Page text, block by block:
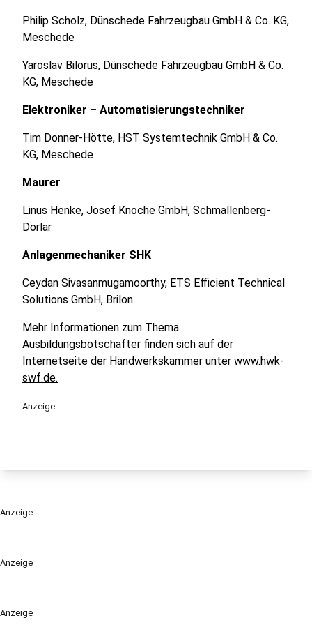
Anzeige
Anzeige
Philip Scholz, Dünschede Fahrzeugbau GmbH & Co. KG,
Meschede
Yaroslav Bilorus, Dünschede Fahrzeugbau GmbH & Co.
KG, Meschede
Elektroniker – Automatisierungstechniker
Tim Donner-Hötte, HST Systemtechnik GmbH & Co.
KG, Meschede
Maurer
Linus Henke, Josef Knoche GmbH, Schmallenberg-
Dorlar
Anlagenmechaniker SHK
Ceydan Sivasanmugamoorthy, ETS Efficient Technical
Solutions GmbH, Brilon
Mehr Informationen zum Thema
Ausbildungsbotschafter finden sich auf der
Internetseite der Handwerkskammer unter www.hwk-
swf.de.
Anzeige
Anzeige